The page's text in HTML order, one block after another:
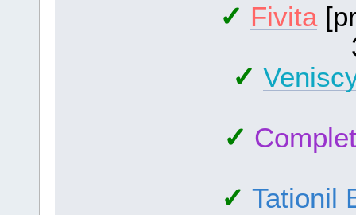
✓ Fivita
✓
✓
✓ Tationil